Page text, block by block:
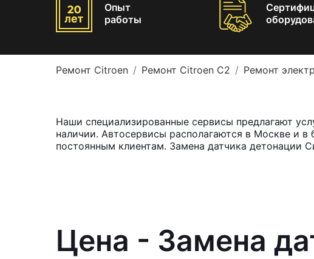
Опыт
работы
Ремонт Citroen Ремонт Citroen C2 Ремонт
Наши специализированные сервисы предлагают
наличии. Автосервисы располагаются в Москве и
постоянным клиентам. Замена датчика детонации
Цена - Замена